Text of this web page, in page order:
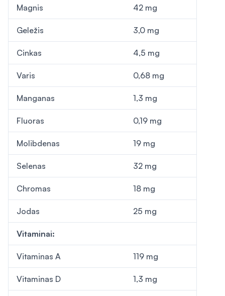
Magnis 42 mg
Geležis 3,0 mg
Cinkas 4,5 mg
Varis 0,68 mg
Manganas 1,3 mg
Fluoras 0,19 mg
Molibdenas 19 mg
Selenas 32 mg
Chromas 18 mg
Jodas 25 mg
Vitaminai:
Vitaminas A 119 mg
Vitaminas D 1,3 mg